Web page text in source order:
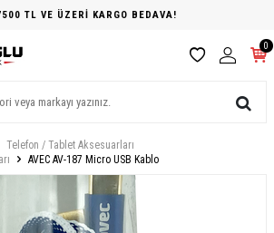
TL VE ÜZERİ KARGO BEDAVA!
0
Telefon / Tablet Aksesuarları
AVEC AV-187 Micro USB Kablo